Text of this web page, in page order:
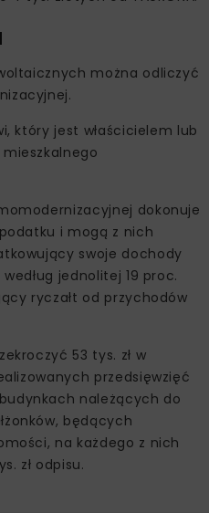
można odliczyć
który jest właścicielem lub
mieszkalnego
dokonuje
i mogą z nich
swoje dochody
jednolitej 19 proc.
ryczałt od przychodów
53 tys. zł w
przedsięwzięć
należących do
będących
na każdego z nich
zł odpisu.